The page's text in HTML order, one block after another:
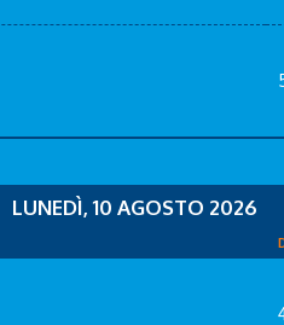
LUNEDÌ, 10 AGOSTO 2026